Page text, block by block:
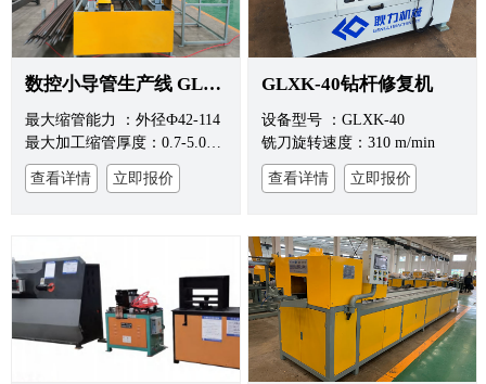
数控小导管生产线 GLSXC-50 设备
最大缩管能力 ：外径Ф42-114
最大加工缩管厚度：0.7-5.0mm
查看详情 立即报价
GLXK-40钻杆修复机
设备型号 ：GLXK-40
铣刀旋转速度：310 m/min
查看详情 立即报价